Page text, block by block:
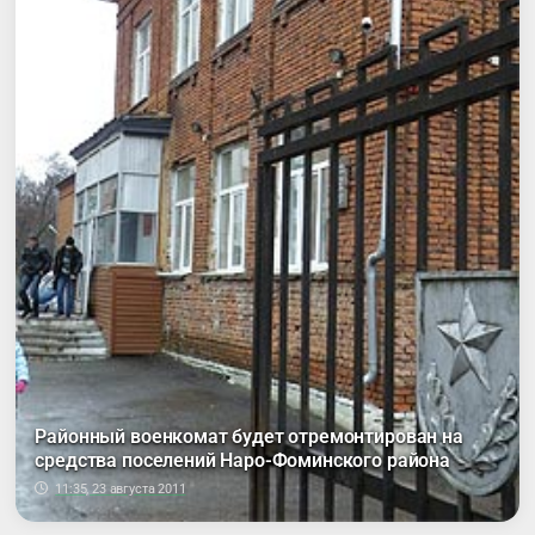
Районный военкомат будет отремонтирован на
средства поселений Наро-Фоминского района
11:35, 23 августа 2011